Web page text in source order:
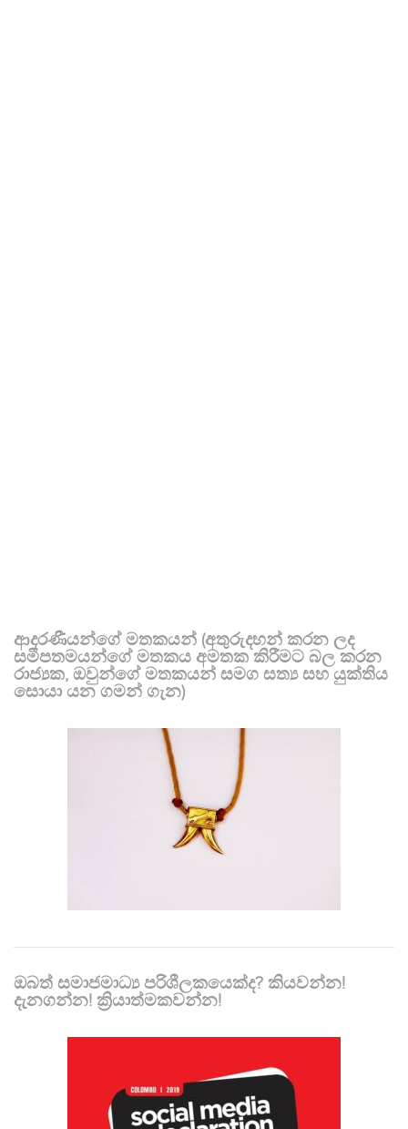
ආදරණීයන්ගේ මතකයන් (අතුරුදහන් කරන ලද
සමීපතමයන්ගේ මතකය අමතක කිරීමට බල කරන
රාජ්‍යක, ඔවුන්ගේ මතකයන් සමග සත්‍ය සහ යුක්තිය
සොයා යන ගමන් ගැන)
ඔබත් සමාජමාධ්‍ය පරිශීලකයෙක්ද? කියවන්න!
දැනගන්න! ක්‍රියාත්මකවන්න!